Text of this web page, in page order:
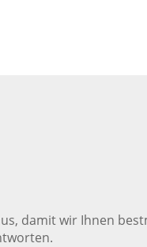
damit wir Ihnen